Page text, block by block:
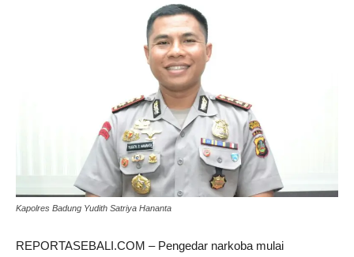
Kapolres Badung Yudith Satriya Hananta
REPORTASEBALI.COM – Pengedar narkoba mulai